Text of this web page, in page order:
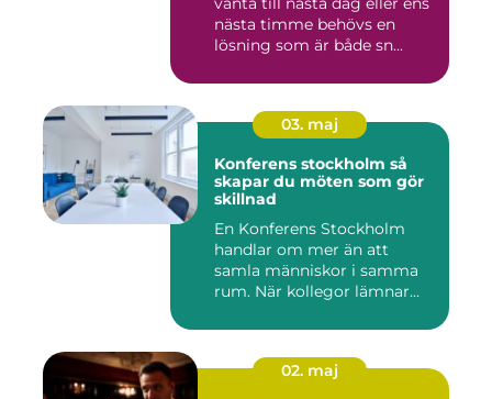
nästa timme behövs en
lösning som är både sn...
03. maj
Konferens stockholm så
skapar du möten som gör
skillnad
En Konferens Stockholm
handlar om mer än att
samla människor i samma
rum. När kollegor lämnar
02. maj